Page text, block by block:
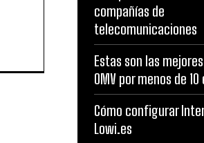
compañías de
telecomunicaciones
Estas son las
OMV por menos de 10
Cómo configurar
Lowi.es